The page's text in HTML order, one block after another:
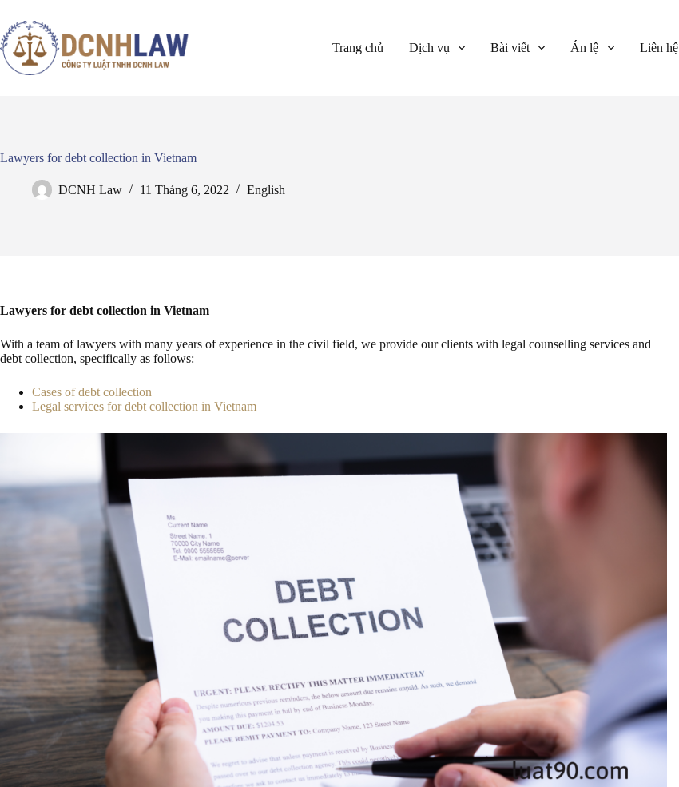
đến
phần
nội
dung
Trang chủ Dịch vụ Bài viết Án lệ Liên hệ
Lawyers for debt collection in Vietnam
DCNH Law 11 Tháng 6, 2022 English
Lawyers for debt collection in Vietnam
With a team of lawyers with many years of experience in the civil field, we provide our clients with legal counselling services and
debt collection, specifically as follows:
Cases of debt collection
Legal services for debt collection in Vietnam